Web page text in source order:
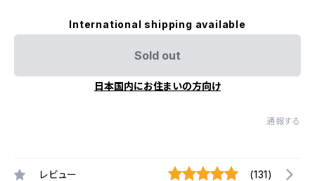
International shipping available
Sold out
日本国内にお住まいの方向け
通報する
レビュー (131)